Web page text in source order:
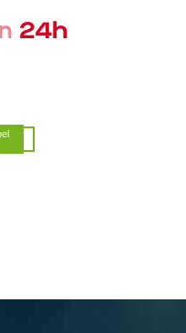
n 24h